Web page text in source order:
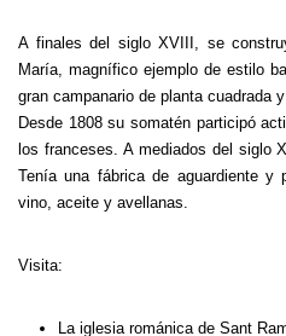
A finales del siglo XVIII, se
María, magnífico ejemplo de estilo
gran campanario de planta cuadrada
Desde 1808 su somatén participó
los franceses. A mediados del siglo
Tenía una fábrica de aguardiente y
vino, aceite y avellanas.
Visita:
La iglesia románica de Sant